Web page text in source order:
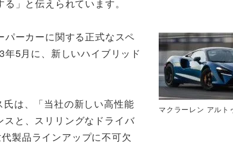
る」と伝えられています。
マクラーレン アルト
パーカーに関する正式なスペ
5月に、新しいハイブリッド
は、「当社の新しい高性能
と、スリリングなドライバ
製品ラインアップに不可欠